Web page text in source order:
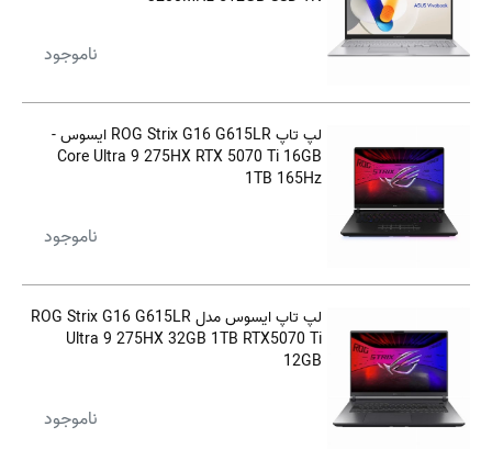
ناموجود
لپ تاپ ROG Strix G16 G615LR ایسوس -
Core Ultra 9 275HX RTX 5070 Ti 16GB
1TB 165Hz
ناموجود
لپ تاپ ایسوس مدل ROG Strix G16 G615LR
Ultra 9 275HX 32GB 1TB RTX5070 Ti
12GB
ناموجود